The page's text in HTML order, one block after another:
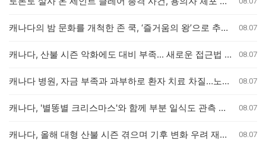
캐나다의 밤 문화를 개척한 존 쿡, ‘즐거움의 왕’으로 추모받다 08.07
캐나다, 산불 시즌 악화에도 대비 부족... 새로운 접근법 필요 08.07
캐나다 병원, 자금 부족과 과부하로 환자 치료 차질…노조 "대책 마련 시급" 08.07
캐나다, '별똥별 크리스마스'와 함께 부분 일식도 관측 가능 08.07
캐나다, 올해 대형 산불 시즌 겪으며 기후 변화 우려 재점화 08.07